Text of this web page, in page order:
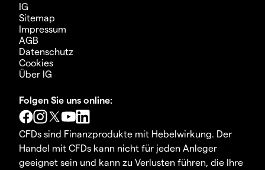
IG
Sitemap
Impressum
AGB
Datenschutz
Cookies
Über IG
Folgen Sie uns online:
CFDs sind Finanzprodukte mit Hebelwirkung. Der
Handel mit CFDs kann nicht für jeden Anleger
geeignet sein und kann zu Verlusten führen, die Ihre